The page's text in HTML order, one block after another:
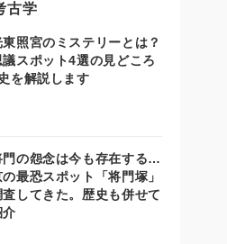
古学
東照宮のミステリーとは？
議スポット4選の見どころ
を解説します
門の怨念は今も存在する…
最恐スポット「将門塚」
査してきた。歴史も併せて
介